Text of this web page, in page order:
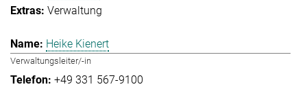
Verwaltung
Heike Kienert
Verwaltungsleiter/-in
+49 331 567-9100